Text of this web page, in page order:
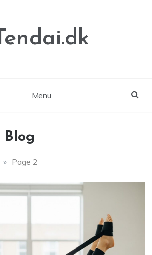
Menu
Blog
» Page 2